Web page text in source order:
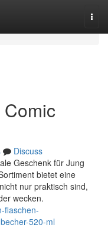
Discuss
Geschenk für Jung
bietet eine
nur praktisch sind,
wecken.
flaschen-
520-ml